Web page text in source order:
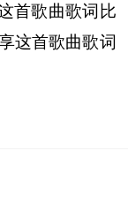
首歌曲歌词比
这首歌曲歌词